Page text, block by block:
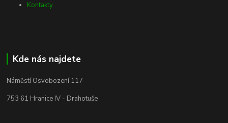
Kontakty
Kde nás najdete
Náměstí Osvobození 117
753 61 Hranice IV - Drahotuše